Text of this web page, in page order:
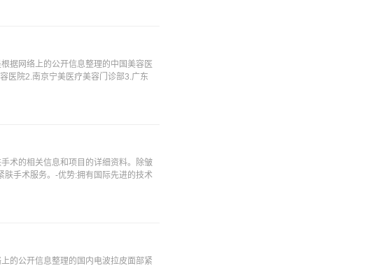
据网络上的公开信息整理的中国美容医
医院2.南京宁美医疗美容门诊部3.广东
术的相关信息和项目的详细资料。除皱
肤手术服务。-优势:拥有国际先进的技术
的公开信息整理的国内电波拉皮面部紧